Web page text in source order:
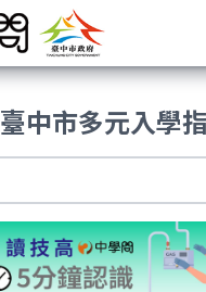
臺中市多元入學